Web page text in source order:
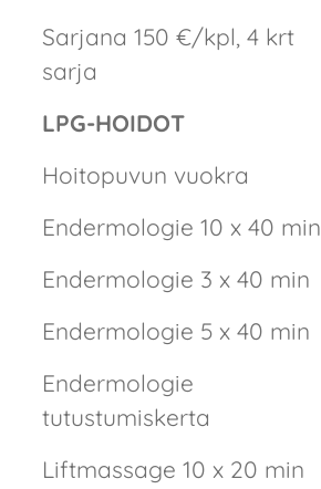
Sarjana 150 €/kpl, 4 krt
sarja
LPG-HOIDOT
Hoitopuvun vuokra
Endermologie 10 x 40 min
Endermologie 3 x 40 min
Endermologie 5 x 40 min
Endermologie
tutustumiskerta
Liftmassage 10 x 20 min